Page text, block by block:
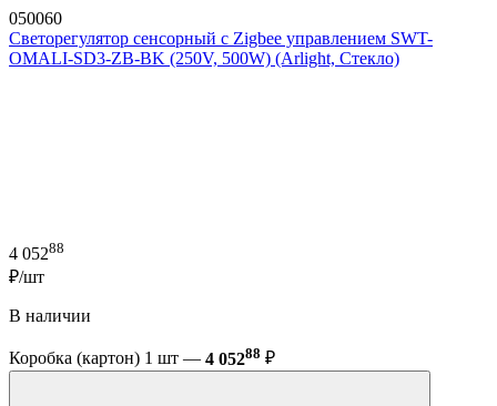
050060
Светорегулятор сенсорный с Zigbee управлением SWT-
OMALI-SD3-ZB-BK (250V, 500W) (Arlight, Стекло)
4 05288
₽/шт
В наличии
Коробка (картон) 1 шт — 4 05288 ₽